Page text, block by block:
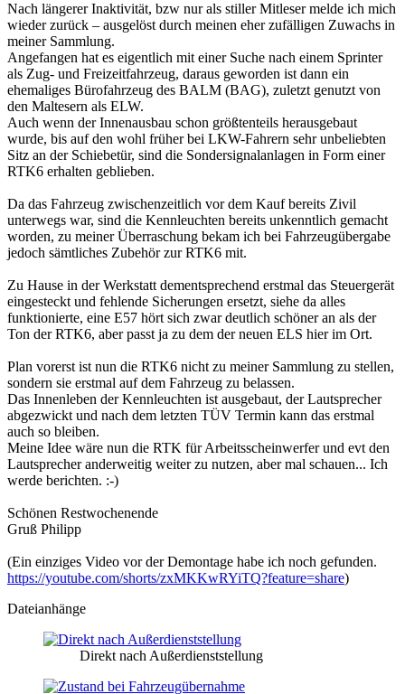
Nach längerer Inaktivität, bzw nur als stiller Mitleser melde ich mich
wieder zurück – ausgelöst durch meinen eher zufälligen Zuwachs in
meiner Sammlung.
Angefangen hat es eigentlich mit einer Suche nach einem Sprinter
als Zug- und Freizeitfahrzeug, daraus geworden ist dann ein
ehemaliges Bürofahrzeug des BALM (BAG), zuletzt genutzt von
den Maltesern als ELW.
Auch wenn der Innenausbau schon größtenteils herausgebaut
wurde, bis auf den wohl früher bei LKW-Fahrern sehr unbeliebten
Sitz an der Schiebetür, sind die Sondersignalanlagen in Form einer
RTK6 erhalten geblieben.
Da das Fahrzeug zwischenzeitlich vor dem Kauf bereits Zivil
unterwegs war, sind die Kennleuchten bereits unkenntlich gemacht
worden, zu meiner Überraschung bekam ich bei Fahrzeugübergabe
jedoch sämtliches Zubehör zur RTK6 mit.
Zu Hause in der Werkstatt dementsprechend erstmal das Steuergerät
eingesteckt und fehlende Sicherungen ersetzt, siehe da alles
funktionierte, eine E57 hört sich zwar deutlich schöner an als der
Ton der RTK6, aber passt ja zu dem der neuen ELS hier im Ort.
Plan vorerst ist nun die RTK6 nicht zu meiner Sammlung zu stellen,
sondern sie erstmal auf dem Fahrzeug zu belassen.
Das Innenleben der Kennleuchten ist ausgebaut, der Lautsprecher
abgezwickt und nach dem letzten TÜV Termin kann das erstmal
auch so bleiben.
Meine Idee wäre nun die RTK für Arbeitsscheinwerfer und evt den
Lautsprecher anderweitig weiter zu nutzen, aber mal schauen... Ich
werde berichten. :-)
Schönen Restwochenende
Gruß Philipp
(Ein einziges Video vor der Demontage habe ich noch gefunden.
https://youtube.com/shorts/zxMKKwRYiTQ?feature=share)
Dateianhänge
Direkt nach Außerdienststellung